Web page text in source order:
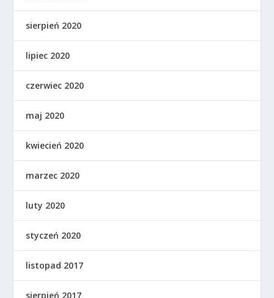
sierpień 2020
lipiec 2020
czerwiec 2020
maj 2020
kwiecień 2020
marzec 2020
luty 2020
styczeń 2020
listopad 2017
sierpień 2017